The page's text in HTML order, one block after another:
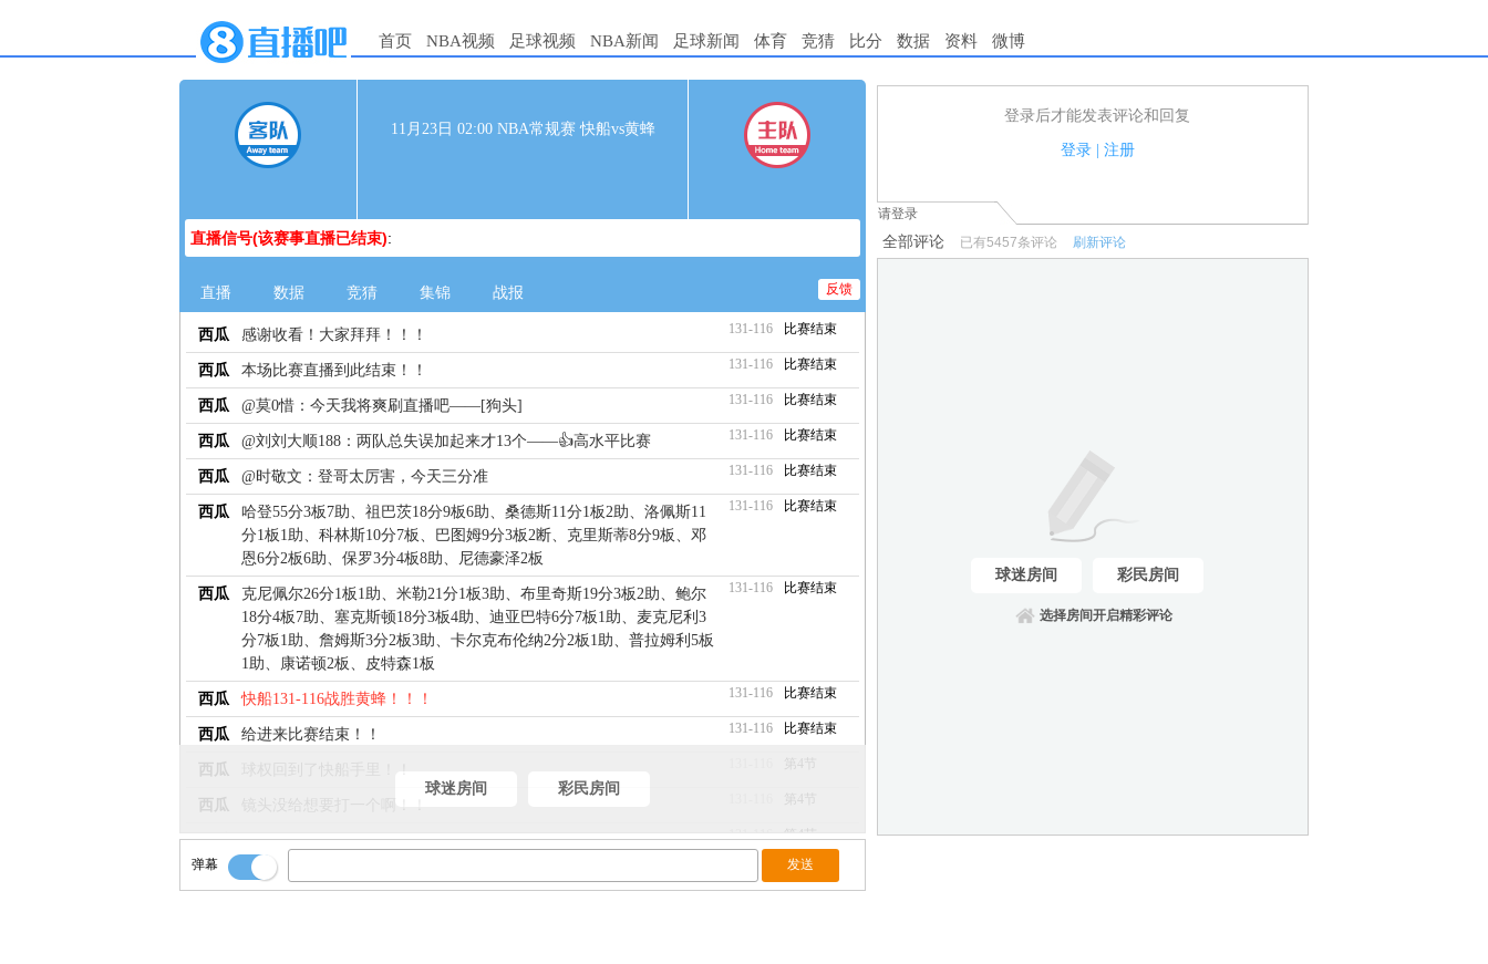
首页 NBA视频 足球视频 NBA新闻 足球新闻 体育 竞猜 比分 数据 资料 微博
11月23日 02:00 NBA常规赛 快船vs黄蜂
直播信号(该赛事直播已结束):
直播 数据 竞猜 集锦 战报 反馈
西瓜 感谢收看！大家拜拜！！！ 131-116 比赛结束
西瓜 本场比赛直播到此结束！！ 131-116 比赛结束
西瓜 @莫0惜：今天我将爽刷直播吧——[狗头] 131-116 比赛结束
西瓜 @刘刘大顺188：两队总失误加起来才13个——👍高水平比赛 131-116 比赛结束
西瓜 @时敬文：登哥太厉害，今天三分准 131-116 比赛结束
西瓜
哈登55分3板7助、祖巴茨18分9板6助、桑德斯11分1板2助、洛佩斯11
分1板1助、科林斯10分7板、巴图姆9分3板2断、克里斯蒂8分9板、邓
恩6分2板6助、保罗3分4板8助、尼德豪泽2板
131-116 比赛结束
西瓜
克尼佩尔26分1板1助、米勒21分1板3助、布里奇斯19分3板2助、鲍尔
18分4板7助、塞克斯顿18分3板4助、迪亚巴特6分7板1助、麦克尼利3
分7板1助、詹姆斯3分2板3助、卡尔克布伦纳2分2板1助、普拉姆利5板
1助、康诺顿2板、皮特森1板
131-116 比赛结束
西瓜 快船131-116战胜黄蜂！！！ 131-116 比赛结束
西瓜 给进来比赛结束！！ 131-116 比赛结束
西瓜 球权回到了快船手里！！ 第4节
西瓜 第4节
西瓜 普拉姆利的失误！！ 131-116 第4节
西瓜 黄蜂开个球扔前场失误出界！！ 第4节
球迷房间 彩民房间
弹幕
登录后才能发表评论和回复
登录| 注册
1.电脑端新用户可以发表评论了！
请登录
全部评论 已有5457条评论 刷新评论
球迷房间 彩民房间
选择房间开启精彩评论